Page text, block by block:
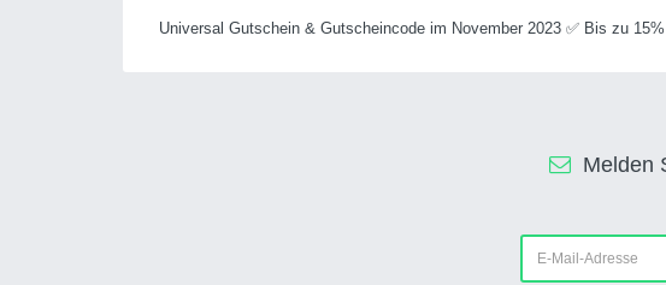
Universal Gutschein & Gutscheincode im November 2023 ✅ Bis zu
Melden